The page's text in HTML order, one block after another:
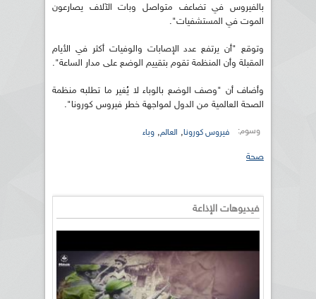
بالفيروس في تضاعف متواصل وبات الآلاف يصارعون
الموت في المستشفيات".
وتوقع "أن يرتفع عدد الإصابات والوفيات أكثر في الأيام
المقبلة وأن المنظمة تقوم بتقييم الوضع على مدار الساعة".
وأضاف أن "وصف الوضع بالوباء لا يُغير ما تطلبه منظمة
الصحة العالمية من الدول لمواجهة خطر فيروس كورونا".
وسوم: فيروس كورونا, العالم, وباء
صحة
فيديوهات الإذاعة